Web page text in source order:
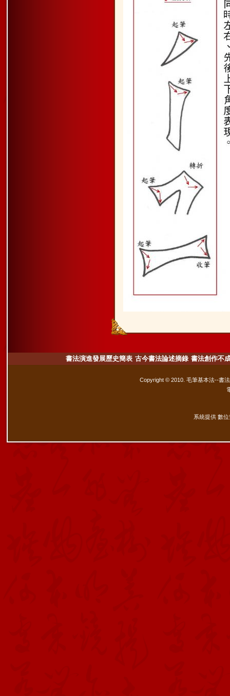
書法演進發展歷史簡表 古今書法論述摘錄 書法創作不
Copyright © 2010. 毛筆基本法--書
系統提供 數